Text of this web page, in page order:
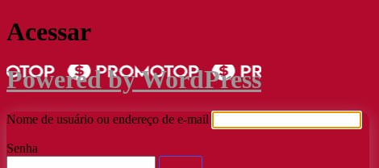
Acessar
Powered by WordPress
Nome de usuário ou endereço de e-mail
Senha